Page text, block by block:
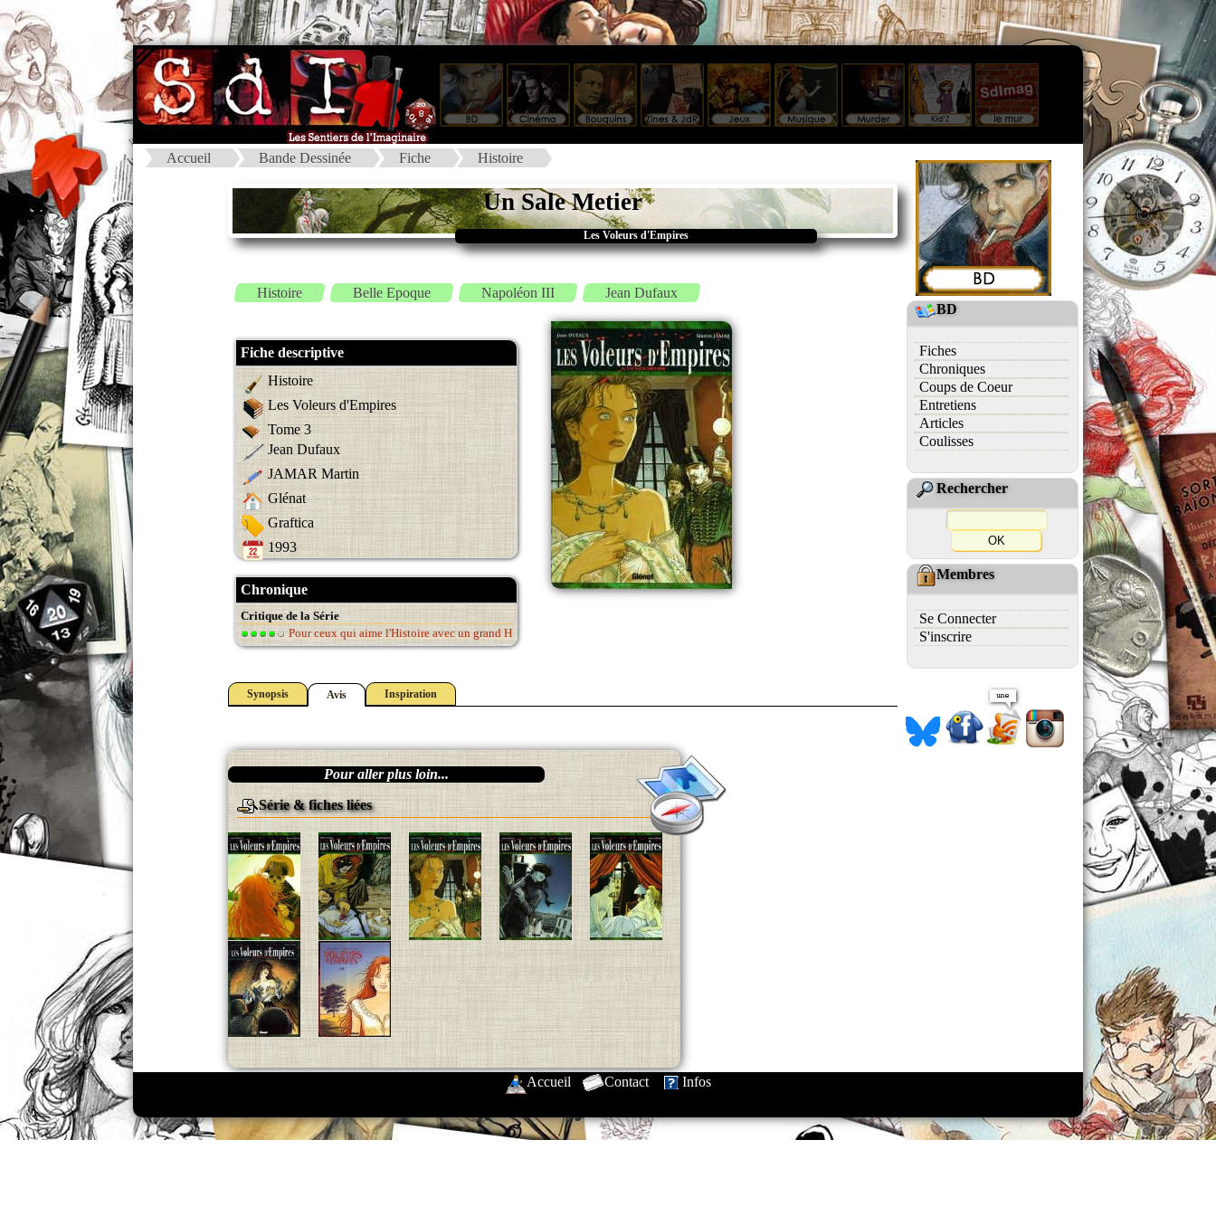
Accueil Bande Dessinée Fiche Histoire
Un Sale Metier
Les Voleurs d'Empires
Histoire Belle Epoque Napoléon III Jean Dufaux
Fiche descriptive
Histoire
Les Voleurs d'Empires
Tome 3
Jean Dufaux
JAMAR Martin
Glénat
Graftica
1993
Chronique
Critique de la Série
Pour ceux qui aime l'Histoire avec un grand H
Synopsis Avis Inspiration
Pour aller plus loin...
Série & fiches liées
BD
Fiches
Chroniques
Coups de Coeur
Entretiens
Articles
Coulisses
Rechercher
Membres
Se Connecter
S'inscrire
Accueil Contact Infos